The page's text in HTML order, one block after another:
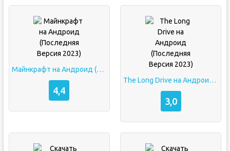
Майнкрафт на Андроид (Последняя Версия 2023)
4,4
The Long Drive на Андроид (Последняя Версия 2023)
3,0